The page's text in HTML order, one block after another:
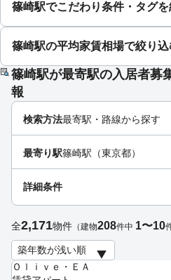
篠崎駅でこだわり条件・タグ
篠崎駅の平均家賃相場で絞り込
篠崎駅が最寄駅の入居者募
報
Ｏｌｉｖｅ・ＥＡ
検索方法最寄駅・路線から探す
最寄り駅篠崎駅（東京都）
詳細条件
全2,171物件 （建物208件中 1〜10